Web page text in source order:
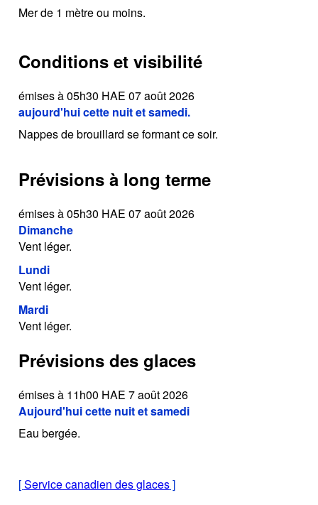
Mer de 1 mètre ou moins.
Conditions et visibilité
émises à 05h30 HAE 07 août 2026
aujourd'hui cette nuit et samedi.
Nappes de brouillard se formant ce soir.
Prévisions à long terme
émises à 05h30 HAE 07 août 2026
Dimanche
Vent léger.
Lundi
Vent léger.
Mardi
Vent léger.
Prévisions des glaces
émises à 11h00 HAE 7 août 2026
Aujourd'hui cette nuit et samedi
Eau bergée.
[Service canadien des glaces]